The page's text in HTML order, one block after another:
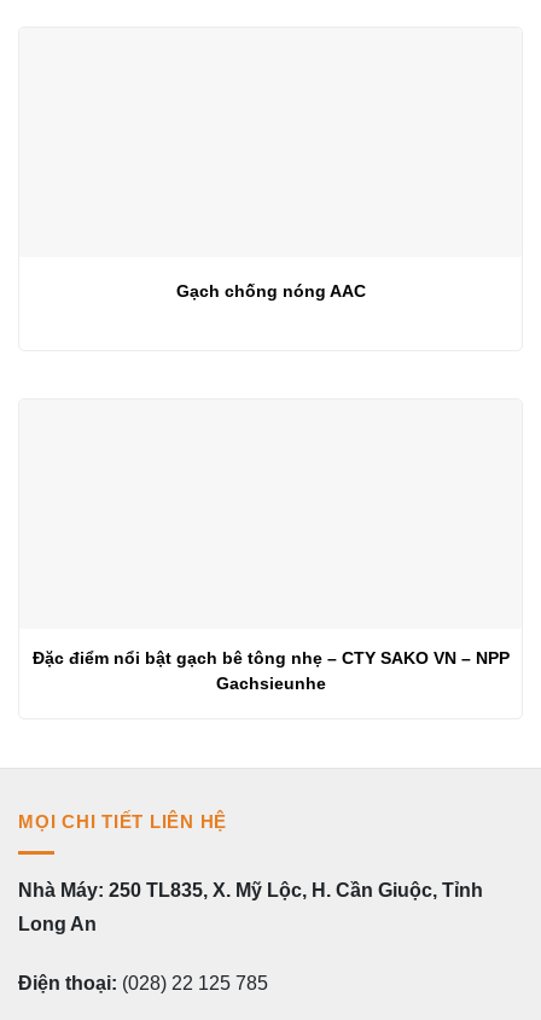
Gạch chống nóng AAC
Đặc điểm nổi bật gạch bê tông nhẹ – CTY SAKO VN – NPP
Gachsieunhe
MỌI CHI TIẾT LIÊN HỆ
Nhà Máy: 250 TL835, X. Mỹ Lộc, H. Cần Giuộc, Tỉnh
Long An
Điện thoại: (028) 22 125 785